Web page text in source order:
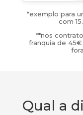
*exemplo para
com
**nos
franquia de 45€
Qual a